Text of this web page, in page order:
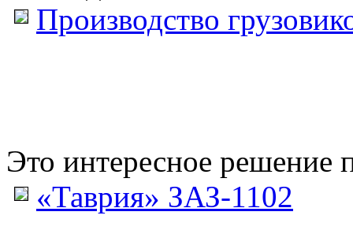
Производство
Это интересное решение
«Таврия» ЗАЗ-1102